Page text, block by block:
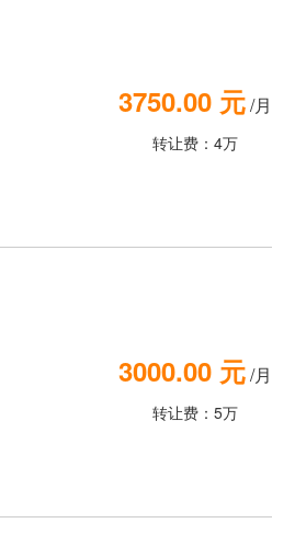
3750.00 元/月
转让费：4万
3000.00 元/月
转让费：5万